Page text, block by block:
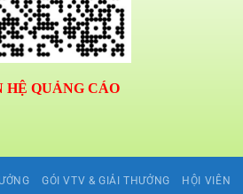
HỆ QUẢNG CÁO
GÓI VTV & GIẢI THƯỞNG HỘI VIÊN